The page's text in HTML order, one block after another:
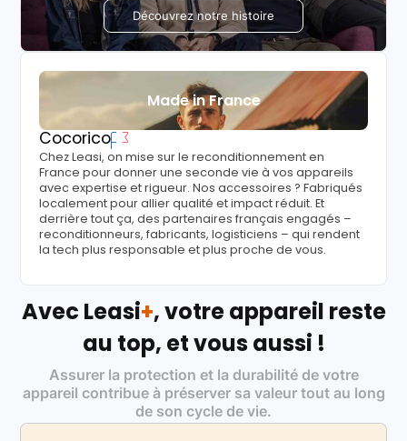
Découvrez notre histoire
Made in France
Cocorico
Chez Leasi, on mise sur le reconditionnement en
France pour donner une seconde vie à vos appareils
avec expertise et rigueur. Nos accessoires ? Fabriqués
localement pour allier qualité et impact réduit. Et
derrière tout ça, des partenaires français engagés –
reconditionneurs, fabricants, logisticiens – qui rendent
la tech plus responsable et plus proche de vous.
Avec Leasi+, votre appareil reste
au top, et vous aussi !
Assurer la protection et la durabilité de votre
appareil contribue à préserver sa valeur tout au long
de son cycle de vie.